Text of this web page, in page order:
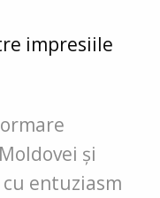
impresiile
și
entuziasm